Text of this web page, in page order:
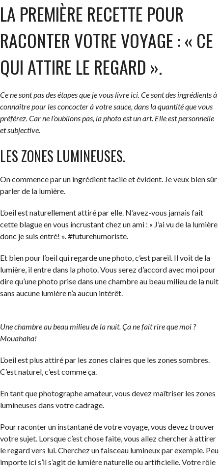
LA PREMIÈRE RECETTE POUR
RACONTER VOTRE VOYAGE : « CE
QUI ATTIRE LE REGARD ».
Ce ne sont pas des étapes que je vous livre ici. Ce sont des ingrédients à
connaître pour les concocter à votre sauce, dans la quantité que vous
préférez. Car ne l’oublions pas, la photo est un art. Elle est personnelle
et subjective.
LES ZONES LUMINEUSES.
On commence par un ingrédient facile et évident. Je veux bien sûr
parler de la lumière.
L’oeil est naturellement attiré par elle. N’avez-vous jamais fait
cette blague en vous incrustant chez un ami : « J’ai vu de la lumière
donc je suis entré! ». #futurehumoriste.
Et bien pour l’oeil qui regarde une photo, c’est pareil. Il voit de la
lumière, il entre dans la photo. Vous serez d’accord avec moi pour
dire qu’une photo prise dans une chambre au beau milieu de la nuit
sans aucune lumière n’a aucun intérêt.
Une chambre au beau milieu de la nuit. Ça ne fait rire que moi ?
Mouahaha!
L’oeil est plus attiré par les zones claires que les zones sombres.
C’est naturel, c’est comme ça.
En tant que photographe amateur, vous devez maîtriser les zones
lumineuses dans votre cadrage.
Pour raconter un instantané de votre voyage, vous devez trouver
votre sujet. Lorsque c’est chose faite, vous allez chercher à attirer
le regard vers lui. Cherchez un faisceau lumineux par exemple. Peu
importe ici s’il s’agit de lumière naturelle ou artificielle. Votre rôle